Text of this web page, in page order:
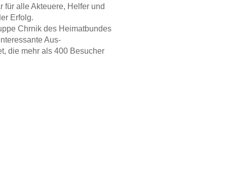
für alle Akteuere, Helfer und
Erfolg.
Chrnik des Heimatbundes
Aus-
die mehr als 400 Besucher